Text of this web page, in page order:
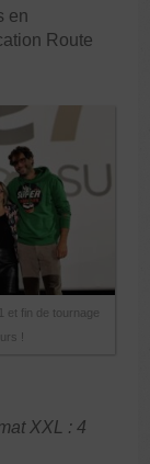
en
Route
et fin de tournage
!
XXL : 4